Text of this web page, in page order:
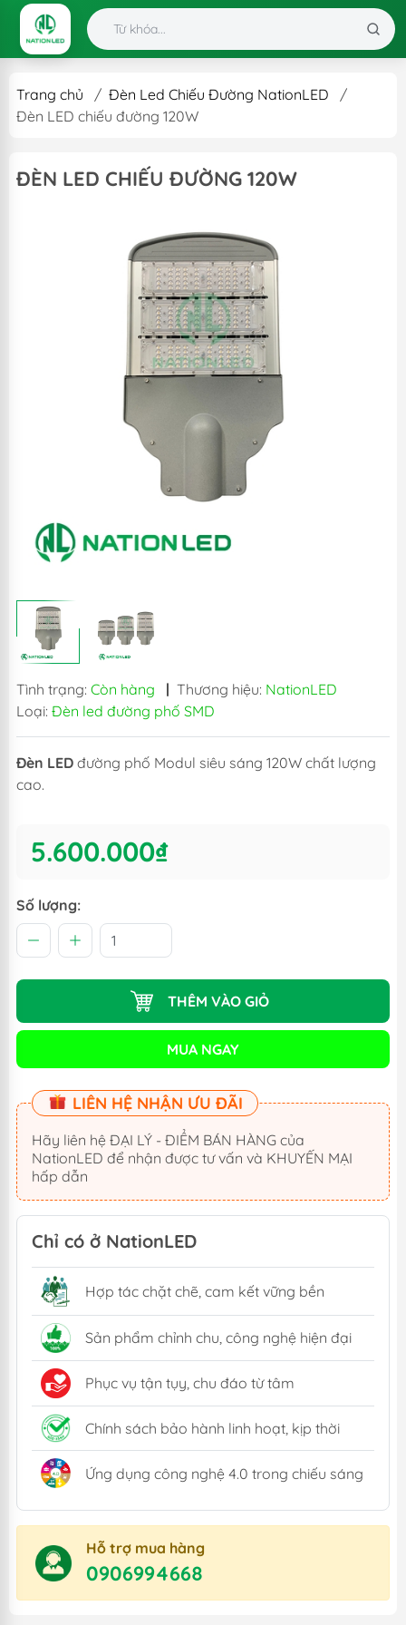
Trang chủ / Đèn Led Chiếu Đường NationLED
/
Đèn LED chiếu đường 120W
ĐÈN LED CHIẾU ĐƯỜNG 120W
Tình trạng: Còn hàng | Thương hiệu: NationLED
Loại: Đèn led đường phố SMD
Đèn LED đường phố Modul siêu sáng 120W chất lượng
cao.
5.600.000₫
Số lượng:
THÊM VÀO GIỎ
MUA NGAY
LIÊN HỆ NHẬN ƯU ĐÃI
Hãy liên hệ ĐẠI LÝ - ĐIỂM BÁN HÀNG của
NationLED để nhận được tư vấn và KHUYẾN MẠI
hấp dẫn
Chỉ có ở NationLED
Hợp tác chặt chẽ, cam kết vững bền
Sản phẩm chỉnh chu, công nghệ hiện đại
Phục vụ tận tụy, chu đáo từ tâm
Chính sách bảo hành linh hoạt, kịp thời
Ứng dụng công nghệ 4.0 trong chiếu sáng
Hỗ trợ mua hàng
0906994668